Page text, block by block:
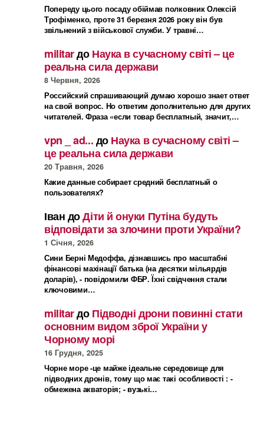
Попереду цього посаду обіймав полковник Олексій
Трофіменко, проте 31 березня 2026 року він був
звільнений з військової служби. У травні…
militarдоНаука в сучасному світі – це
реальна сила держави
8 Червня, 2026
Российский спрашивающий думаю хорошо знает ответ
на свой вопрос. Но ответим дополнительно для других
читателей. Фраза «если товар бесплатный, значит,…
vpn _ ad...доНаука в сучасному світі –
це реальна сила держави
20 Травня, 2026
Какие данные собирает средний бесплатный о
пользователях?
ІвандоДіти й онуки Путіна будуть
відповідати за злочини проти України?
1 Січня, 2026
Сини Берні Медоффа, дізнавшись про масштабні
фінансові махінації батька (на десятки мільярдів
доларів), - повідомили ФБР. Їхні свідчення стали
ключовими…
militarдоПідводні дрони повинні стати
основним видом зброї України у
Чорному морі
16 Грудня, 2025
Чорне море -це майже ідеальне середовище для
підводних дронів, тому що має такі особливості : -
обмежена акваторія; - вузькі…